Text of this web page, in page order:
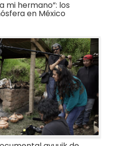
mi hermano”: los
en México